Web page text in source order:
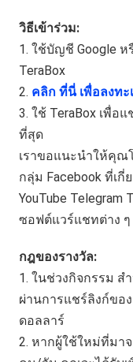
o
k
วิธีเข้าร่วม:
1. ใช้บัญชี Google ห
TeraBox
2. คลิก ที่นี่ เพื่อลงทะ
3. ใช้ TeraBox เพื่อ
ที่สุด
เราขอแนะนำให้คุณ
กลุ่ม Facebook ที่เ
YouTube
ซอฟต์แวร์แชทต่าง ๆ
กฎของรางวัล:
1. ในช่วงกิจกรรม
ผ่านการแชร์ลิงก์ข
ดอลลาร์
2. หากผู้ใช้ใหม่ที่มา